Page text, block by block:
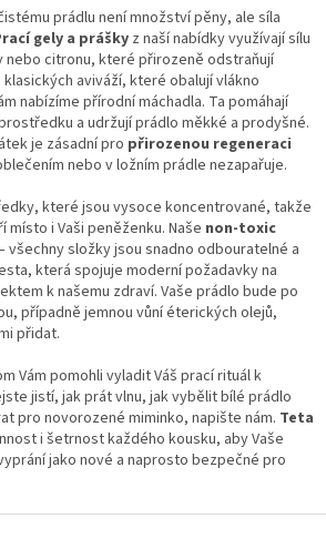
p
r
v
k
y
v
ý
p
s
u
prádlu není množství pěny, ale síla
gely a prášky z naší nabídky využívají sílu
nebo citronu, které přirozeně odstraňují
aviváží, které obalují vlákno
nabízíme přírodní máchadla. Ta pomáhají
a udržují prádlo měkké a prodyšné.
je zásadní pro přirozenou regeneraci
nebo v ložním prádle nezapařuje.
které jsou vysoce koncentrované, takže
místo i Vaši peněženku. Naše non-toxic
všechny složky jsou snadno odbouratelné a
která spojuje moderní požadavky na
k našemu zdraví. Vaše prádlo bude po
případně jemnou vůní éterických olejů,
přidat.
Vám pomohli vyladit Váš prací rituál k
jistí, jak prát vlnu, jak vybělit bílé prádlo
pro novorozené miminko, napište nám. Teta
i šetrnost každého kousku, aby Vaše
jako nové a naprosto bezpečné pro